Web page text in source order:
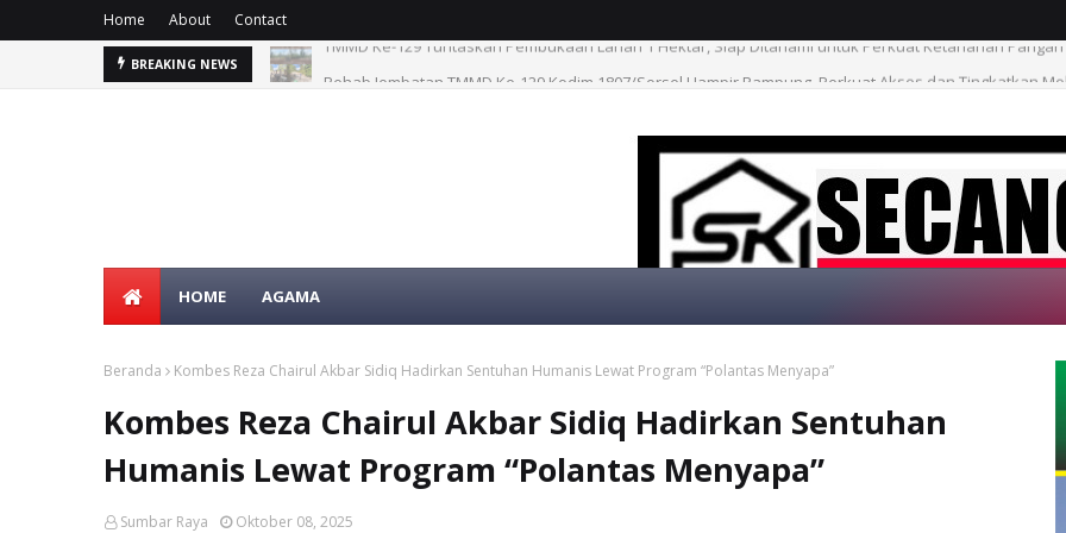
Home About Contact
BREAKING NEWS
SELAMAT
HOME AGAMA
Beranda Kombes Reza Chairul Akbar Sidiq Hadirkan Sentuhan Humanis Lewat Program “Polantas Menyapa”
Kombes Reza Chairul Akbar Sidiq Hadirkan Sentuhan
Humanis Lewat Program “Polantas Menyapa”
Sumbar Raya Oktober 08, 2025